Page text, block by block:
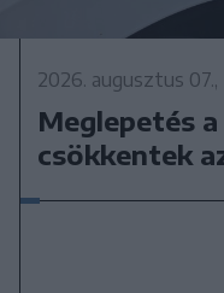
2026. augusztus
Meglepetés
csökkentek